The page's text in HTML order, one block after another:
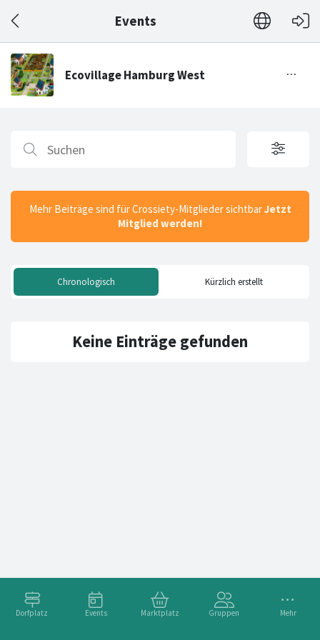
Events
Dorfplatz Events Marktplatz Gruppen Mehr
Mehr Beiträge sind für Crossiety-Mitglieder sichtbarJetzt
Mitglied werden!
Chronologisch Kürzlich erstellt
Keine Einträge gefunden